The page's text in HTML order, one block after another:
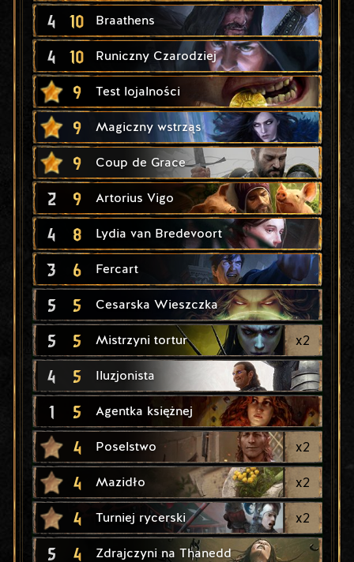
4 10 Braathens
4 10 Runiczny Czarodziej
9 Test lojalności
9 Magiczny wstrząs
9 Coup de Grace
2 9 Artorius Vigo
4 8 Lydia van Bredevoort
3 6 Fercart
5 5 Cesarska Wieszczka
5 5 Mistrzyni tortur x2
4 5 Iluzjonista
1 5 Agentka księżnej
4 Poselstwo x2
4 Mazidło x2
4 Turniej rycerski x2
5 4 Zdrajczyni na Thanedd